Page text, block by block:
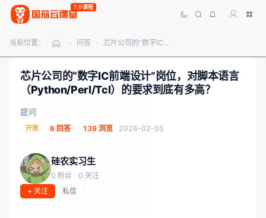
7.0课程
当前位置： - 问答 - 芯片公司的“数字IC前端设计”岗位，对脚本语言（Python/Perl/Tcl）的要求到底有多高？
芯片公司的“数字IC前端设计”岗位，对脚本语言
（Python/Perl/Tcl）的要求到底有多高？
提问
开放 6 回答 139 浏览 2026-02-05
硅农实习生
0 粉丝 · 0 关注
+ 关注
私信